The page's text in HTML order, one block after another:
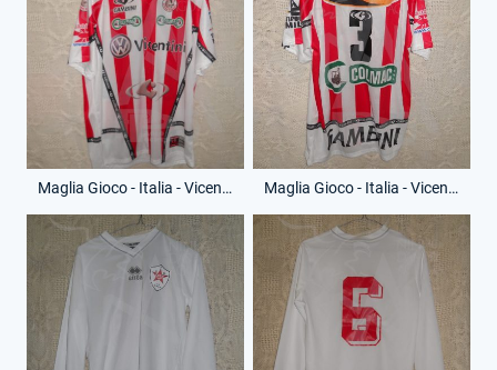
Maglia Gioco - Italia - Vicentini - Anno 2007 - 3 - (Fronte) Maglia Gioco - Italia - Vicentini - Anno 2007 - 3 - (Retro)